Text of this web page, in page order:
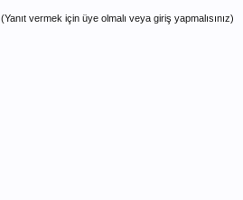
(Yanıt vermek için üye olmalı veya giriş yapmalısınız)